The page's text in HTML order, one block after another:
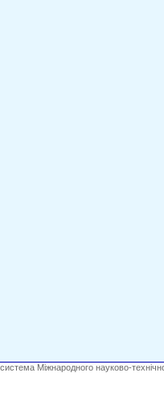
Міжнародного науково-